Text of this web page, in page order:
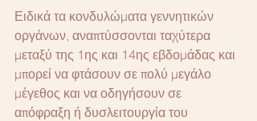
Ειδικά τα κονδυλώματα γεννητικών
οργάνων, αναπτύσσονται ταχύτερα
μεταξύ της 1ης και 14ης εβδομάδας και
μπορεί να φτάσουν σε πολύ μεγάλο
μέγεθος και να οδηγήσουν σε
απόφραξη ή δυσλειτουργία του